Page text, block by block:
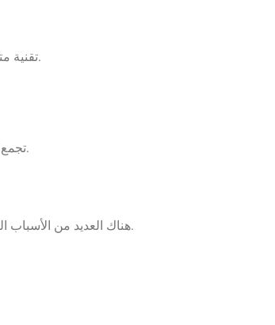
تقنية، توفر هذه الأقفال أعلى مستويات الأمان وتجربة دخول سلسة للغاية.
، تعتبر هذه الأقفال هي الأكثر مبيعاً في السوق القطري حالياً.
هناك العديد من الأسباب، تمنحك راحة تامة في التحكم عن بعد.